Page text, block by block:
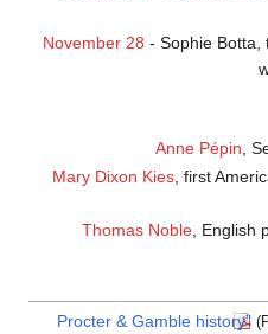
November 28 - Sophie Botta,
Anne Pépin,
Mary Dixon Kies, first
Thomas Noble, English